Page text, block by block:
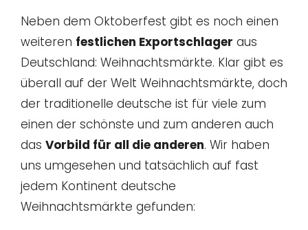
Neben dem Oktoberfest gibt es noch einen
weiteren festlichen Exportschlager aus
Deutschland: Weihnachtsmärkte. Klar gibt es
überall auf der Welt Weihnachtsmärkte, doch
der traditionelle deutsche ist für viele zum
einen der schönste und zum anderen auch
das Vorbild für all die anderen. Wir haben
uns umgesehen und tatsächlich auf fast
jedem Kontinent deutsche
Weihnachtsmärkte gefunden: